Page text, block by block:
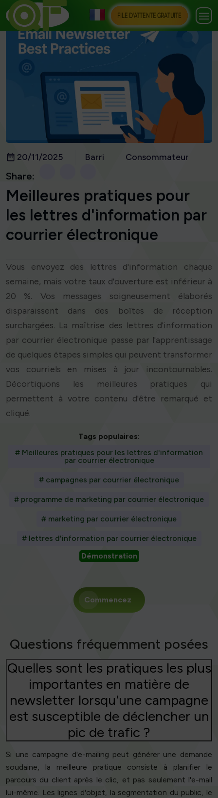
FILE D'ATTENTE GRATUITE
20/11/2025 Barri Consommateur
Share:
Meilleures pratiques pour
les lettres d'information par
courrier électronique
Vous envoyez des lettres d'information chaque
semaine, mais votre taux d'ouverture est inférieur à
20 %. Vos messages soigneusement élaborés
disparaissent dans des boîtes de réception
surchargées. La maîtrise des lettres d'information
par courrier électronique passe par l'apprentissage
de quelques étapes simples qui peuvent transformer
vos courriels en mises à jour incontournables.
Décortiquons les meilleures pratiques qui
permettent à votre contenu d'être remarqué et
cliqué.
Tags populaires:
# Meilleures pratiques pour les lettres d'information
par courrier électronique
# campagnes par courrier électronique
# programme de marketing par courrier électronique
# marketing par courrier électronique
# lettres d'information par courrier électronique
Démonstration
Commencez
Questions fréquemment posées
Quelles sont les pratiques les plus
importantes en matière de
newsletter lorsqu'une campagne
est susceptible de déclencher un
pic de trafic ?
Si une campagne d'e-mailing peut générer une demande
soudaine, la meilleure pratique consiste à planifier le
parcours du client après le clic, et pas seulement l'e-mail
lui-même. Les lignes d'objet, la segmentation du public, le